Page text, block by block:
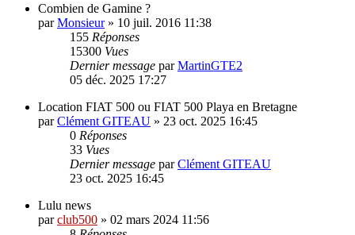
Combien de Gamine ?
parMonsieur» 10 juil. 2016 11:38
155 Réponses
15300 Vues
Dernier message parMartinGTE2
05 déc. 2025 17:27
Location FIAT 500 ou FIAT 500 Playa en Bretagne
parClément GITEAU » 23 oct. 2025 16:45
0 Réponses
33 Vues
Dernier message parClément GITEAU
23 oct. 2025 16:45
Lulu news
parclub500 » 02 mars 2024 11:56